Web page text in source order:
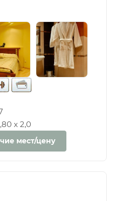
х 2,0
мест/цену